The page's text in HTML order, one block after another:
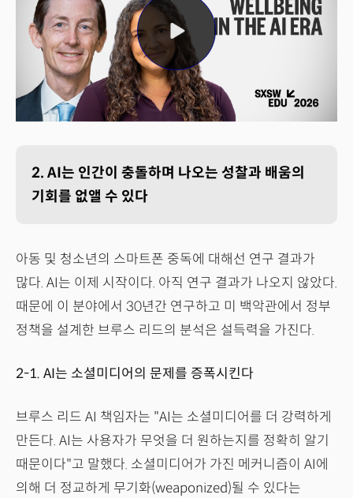
2. AI는 인간이 충돌하며 나오는 성찰과 배움의
기회를 없앨 수 있다
아동 및 청소년의 스마트폰 중독에 대해선 연구 결과가
많다. AI는 이제 시작이다. 아직 연구 결과가 나오지 않았다.
때문에 이 분야에서 30년간 연구하고 미 백악관에서 정부
정책을 설계한 브루스 리드의 분석은 설득력을 가진다.
2-1. AI는 소셜미디어의 문제를 증폭시킨다
브루스 리드 AI 책임자는 "AI는 소셜미디어를 더 강력하게
만든다. AI는 사용자가 무엇을 더 원하는지를 정확히 알기
때문이다"고 말했다. 소셜미디어가 가진 메커니즘이 AI에
의해 더 정교하게 무기화(weaponized)될 수 있다는